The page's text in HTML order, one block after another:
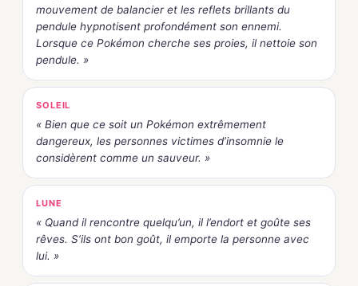
mouvement de balancier et les reflets brillants du
pendule hypnotisent profondément son ennemi.
Lorsque ce Pokémon cherche ses proies, il nettoie son
pendule. »
SOLEIL
« Bien que ce soit un Pokémon extrêmement
dangereux, les personnes victimes d’insomnie le
considèrent comme un sauveur. »
LUNE
« Quand il rencontre quelqu’un, il l’endort et goûte ses
rêves. S’ils ont bon goût, il emporte la personne avec
lui. »